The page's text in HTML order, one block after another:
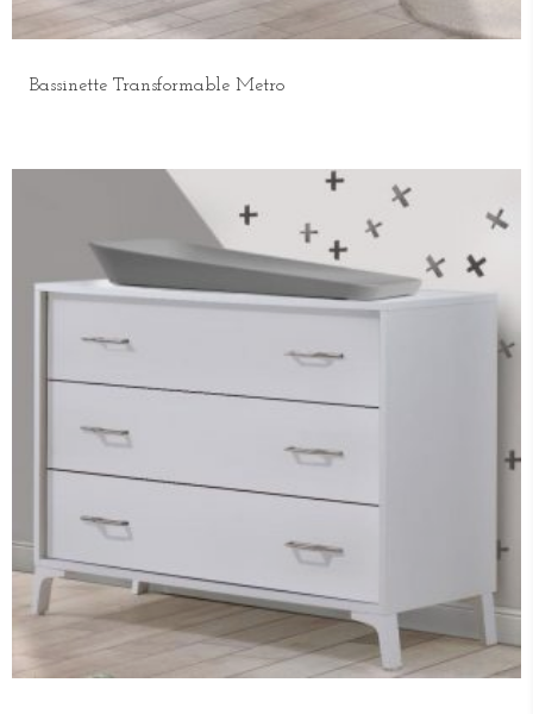
Bassinette Transformable Metro